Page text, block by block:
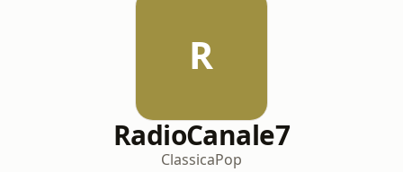
R
RadioCanale7
ClassicaPop